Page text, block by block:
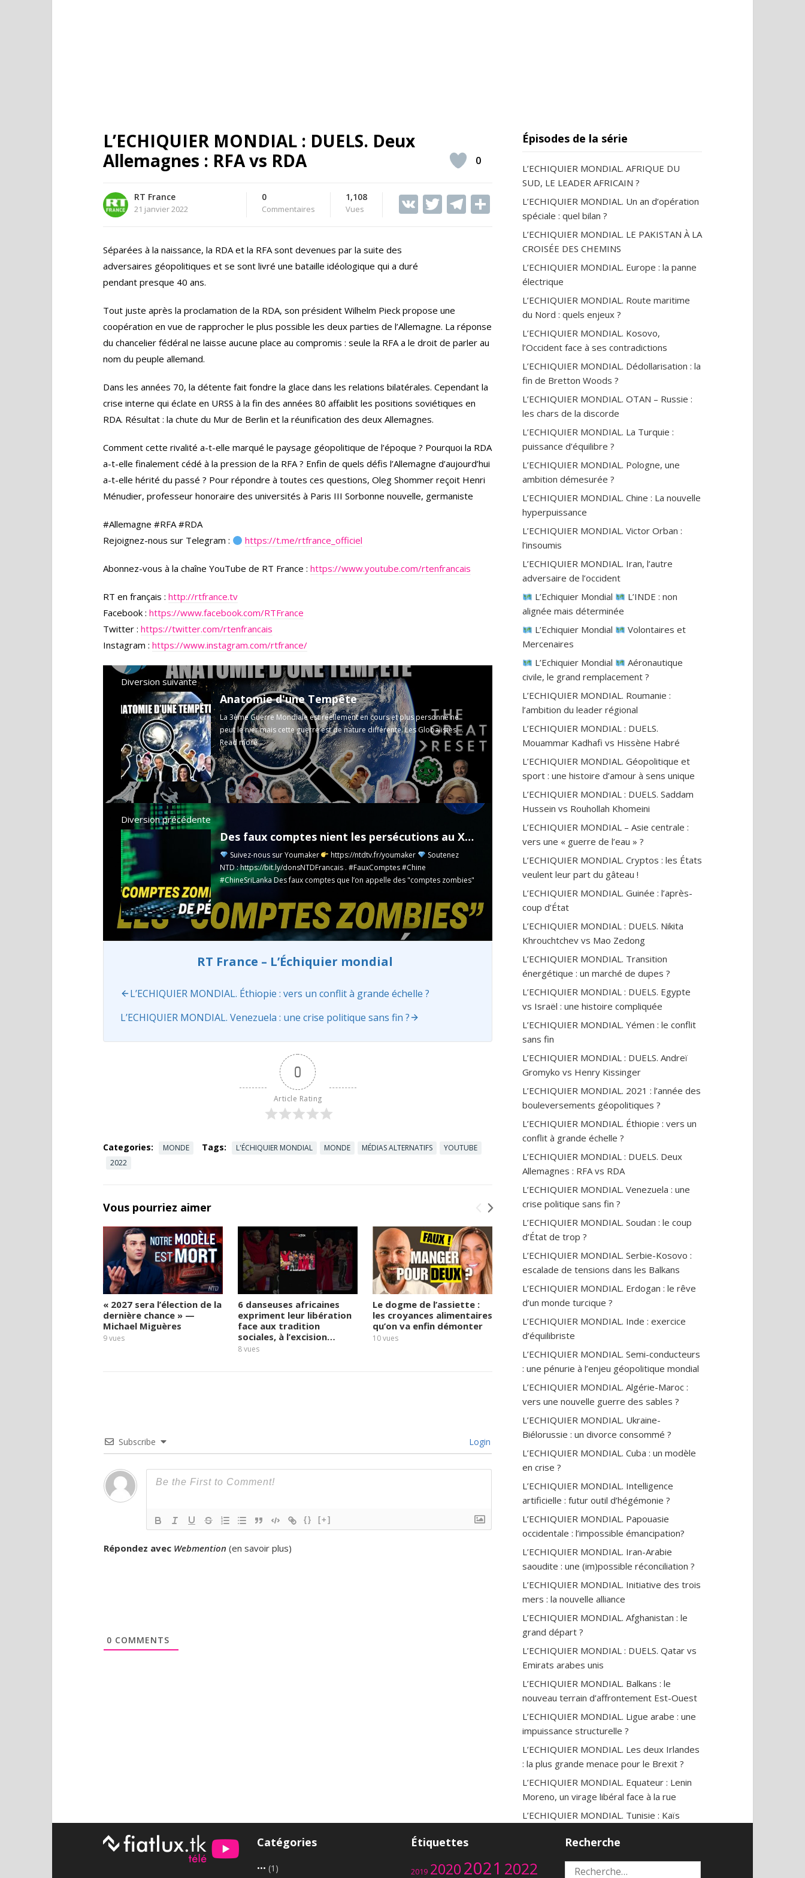
L’ECHIQUIER MONDIAL : DUELS. Deux
Allemagnes : RFA vs RDA
RT France
21 janvier 2022
0
Commentaires
1,108
Vues V T T
0
Séparées à la naissance, la RDA et la RFA sont devenues par la suite des
adversaires géopolitiques et se sont livré une bataille idéologique qui a duré
pendant presque 40 ans.
Tout juste après la proclamation de la RDA, son président Wilhelm Pieck propose une
coopération en vue de rapprocher le plus possible les deux parties de l’Allemagne. La réponse
du chancelier fédéral ne laisse aucune place au compromis : seule la RFA a le droit de parler au
nom du peuple allemand.
Dans les années 70, la détente fait fondre la glace dans les relations bilatérales. Cependant la
crise interne qui éclate en URSS à la fin des années 80 affaiblit les positions soviétiques en
RDA. Résultat : la chute du Mur de Berlin et la réunification des deux Allemagnes.
Comment cette rivalité a-t-elle marqué le paysage géopolitique de l’époque ? Pourquoi la RDA
a-t-elle finalement cédé à la pression de la RFA ? Enfin de quels défis l’Allemagne d’aujourd’hui
a-t-elle hérité du passé ? Pour répondre à toutes ces questions, Oleg Shommer reçoit Henri
Ménudier, professeur honoraire des universités à Paris III Sorbonne nouvelle, germaniste
#Allemagne #RFA #RDA
Rejoignez-nous sur Telegram :
https://t.me/rtfrance_officiel
Abonnez-vous à la chaîne YouTube de RT France : https://www.youtube.com/rtenfrancais
RT en français : http://rtfrance.tv
Facebook : https://www.facebook.com/RTFrance
Twitter : https://twitter.com/rtenfrancais
Instagram : https://www.instagram.com/rtfrance/
Diversion suivante
Anatomie d'une Tempête
La 3ème Guerre Mondiale est réellement en cours et plus personne ne
peut le nier mais cette guerre est de nature différente. Les Globalistes ...
Read more
Diversion précédente
Des faux comptes nient les persécutions au Xinjiang ; Un port Sri Lankais convoité par le régime
Suivez-nous sur Youmaker https://ntdtv.fr/youmaker
Soutenez
NTD :https://bit.ly/donsNTDFrancais . #FauxComptes #Chine
#ChineSriLanka Des faux comptes que l’on appelle des "comptes zombies"
RT France – L’Échiquier mondial
L’ECHIQUIER MONDIAL. Éthiopie : vers un conflit à grande échelle ?
L’ECHIQUIER MONDIAL. Venezuela : une crise politique sans fin ?
0
Article Rating
Categories: MONDE Tags: L'ÉCHIQUIER MONDIAL MONDE MÉDIAS ALTERNATIFS
YOUTUBE
2022
Vous pourriez aimer
« 2027 sera l’élection de la
dernière chance » —
Michael Miguères
9vues
6 danseuses africaines
expriment leur libération
face aux tradition
sociales, à l’excision…
8vues
Le dogme de l’assiette :
les croyances alimentaires
qu’on va enfin démonter
10vues
Un enfant peut-il
l’école ?
vues
études
Subscribe Login
{} [+]
Répondez avec Webmention (en savoir plus)
0 COMMENTS
Épisodes de la série
L’ECHIQUIER MONDIAL. AFRIQUE DU
SUD, LE LEADER AFRICAIN ?
L’ECHIQUIER MONDIAL. Un an d’opération
spéciale : quel bilan ?
L’ECHIQUIER MONDIAL. LE PAKISTAN À LA
CROISÉE DES CHEMINS
L’ECHIQUIER MONDIAL. Europe : la panne
électrique
L’ECHIQUIER MONDIAL. Route maritime
du Nord : quels enjeux ?
L’ECHIQUIER MONDIAL. Kosovo,
l’Occident face à ses contradictions
L’ECHIQUIER MONDIAL. Dédollarisation : la
fin de Bretton Woods ?
L’ECHIQUIER MONDIAL. OTAN – Russie :
les chars de la discorde
L’ECHIQUIER MONDIAL. La Turquie :
puissance d’équilibre ?
L’ECHIQUIER MONDIAL. Pologne, une
ambition démesurée ?
L’ECHIQUIER MONDIAL. Chine : La nouvelle
hyperpuissance
L’ECHIQUIER MONDIAL. Victor Orban :
l’insoumis
L’ECHIQUIER MONDIAL. Iran, l’autre
adversaire de l’occident
L’Echiquier Mondial
L’INDE : non
alignée mais déterminée
L’Echiquier Mondial
Volontaires et
Mercenaires
L’Echiquier Mondial
Aéronautique
civile, le grand remplacement ?
L’ECHIQUIER MONDIAL. Roumanie :
l’ambition du leader régional
L’ECHIQUIER MONDIAL : DUELS.
Mouammar Kadhafi vs Hissène Habré
L’ECHIQUIER MONDIAL. Géopolitique et
sport : une histoire d’amour à sens unique
L’ECHIQUIER MONDIAL : DUELS. Saddam
Hussein vs Rouhollah Khomeini
L’ECHIQUIER MONDIAL – Asie centrale :
vers une « guerre de l’eau » ?
L’ECHIQUIER MONDIAL. Cryptos : les États
veulent leur part du gâteau !
L’ECHIQUIER MONDIAL. Guinée : l’après-
coup d’État
L’ECHIQUIER MONDIAL : DUELS. Nikita
Khrouchtchev vs Mao Zedong
L’ECHIQUIER MONDIAL. Transition
énergétique : un marché de dupes ?
L’ECHIQUIER MONDIAL : DUELS. Egypte
vs Israël : une histoire compliquée
L’ECHIQUIER MONDIAL. Yémen : le conflit
sans fin
L’ECHIQUIER MONDIAL : DUELS. Andreï
Gromyko vs Henry Kissinger
L’ECHIQUIER MONDIAL. 2021 : l’année des
bouleversements géopolitiques ?
L’ECHIQUIER MONDIAL. Éthiopie : vers un
conflit à grande échelle ?
L’ECHIQUIER MONDIAL : DUELS. Deux
Allemagnes : RFA vs RDA
L’ECHIQUIER MONDIAL. Venezuela : une
crise politique sans fin ?
L’ECHIQUIER MONDIAL. Soudan : le coup
d’État de trop ?
L’ECHIQUIER MONDIAL. Serbie-Kosovo :
escalade de tensions dans les Balkans
L’ECHIQUIER MONDIAL. Erdogan : le rêve
d’un monde turcique ?
L’ECHIQUIER MONDIAL. Inde : exercice
d’équilibriste
L’ECHIQUIER MONDIAL. Semi-conducteurs
: une pénurie à l’enjeu géopolitique mondial
L’ECHIQUIER MONDIAL. Algérie-Maroc :
vers une nouvelle guerre des sables ?
L’ECHIQUIER MONDIAL. Ukraine-
Biélorussie : un divorce consommé ?
L’ECHIQUIER MONDIAL. Cuba : un modèle
en crise ?
L’ECHIQUIER MONDIAL. Intelligence
artificielle : futur outil d’hégémonie ?
L’ECHIQUIER MONDIAL. Papouasie
occidentale : l’impossible émancipation?
L’ECHIQUIER MONDIAL. Iran-Arabie
saoudite : une (im)possible réconciliation ?
L’ECHIQUIER MONDIAL. Initiative des trois
mers : la nouvelle alliance
L’ECHIQUIER MONDIAL. Afghanistan : le
grand départ ?
L’ECHIQUIER MONDIAL : DUELS. Qatar vs
Emirats arabes unis
L’ECHIQUIER MONDIAL. Balkans : le
nouveau terrain d’affrontement Est-Ouest
L’ECHIQUIER MONDIAL. Ligue arabe : une
impuissance structurelle ?
L’ECHIQUIER MONDIAL. Les deux Irlandes
: la plus grande menace pour le Brexit ?
L’ECHIQUIER MONDIAL. Equateur : Lenin
Moreno, un virage libéral face à la rue
L’ECHIQUIER MONDIAL. Tunisie : Kaïs
L’ECHIQUIER MONDIAL. L’affaire
ukrainienne de Donald Trump : une épée à
Catégories
••• (1)
Étiquettes
2019 20202021 2022
Recherche
Rechercher :